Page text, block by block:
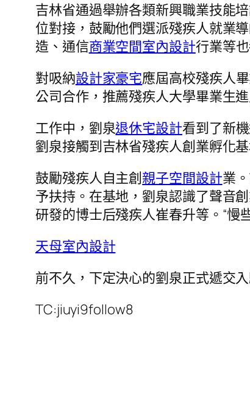
吉林省通過舉辦各類新興職業技能
位對接，鼓勵他們選派殘疾人就業
造、通信商業空間室內設計行業等
對吸納設計家豪宅應屆高校殘疾人
公司合作，推薦殘疾人大學畢業生
工作中，劉泉退休宅設計看到了新
劉泉接觸到吉林省殘疾人創業孵化基
鼓勵殘疾人自主創親子空間設計業
予扶持。在基地，劉泉認識了聲音
研發的博士后殘疾人崔春升等。“慢
天母室內設計
前不久，下定決心的劉泉正式遞交
TC:jiuyi9follow8